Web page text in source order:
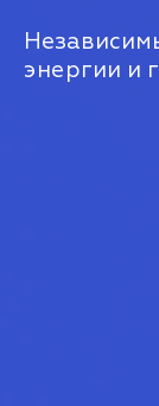
энергии и